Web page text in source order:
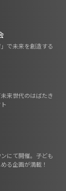
で未来を創造する
来世代のはばたき
にて開催。子ども
る企画が満載！